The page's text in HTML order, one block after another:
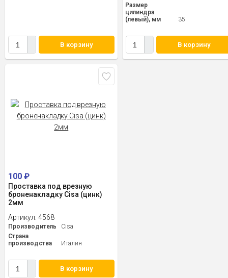
В корзину
Размер
цилиндра
(левый), мм
35
В корзину
100 ₽
Проставка под врезную
броненакладку Cisa (цинк)
2мм
Артикул: 4568
Производитель
Cisa
Страна
производства
Италия
В корзину